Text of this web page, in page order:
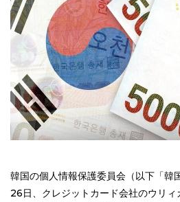
韓国の個人情報保護委員会（以下「韓
26日、クレジットカード会社のウリ